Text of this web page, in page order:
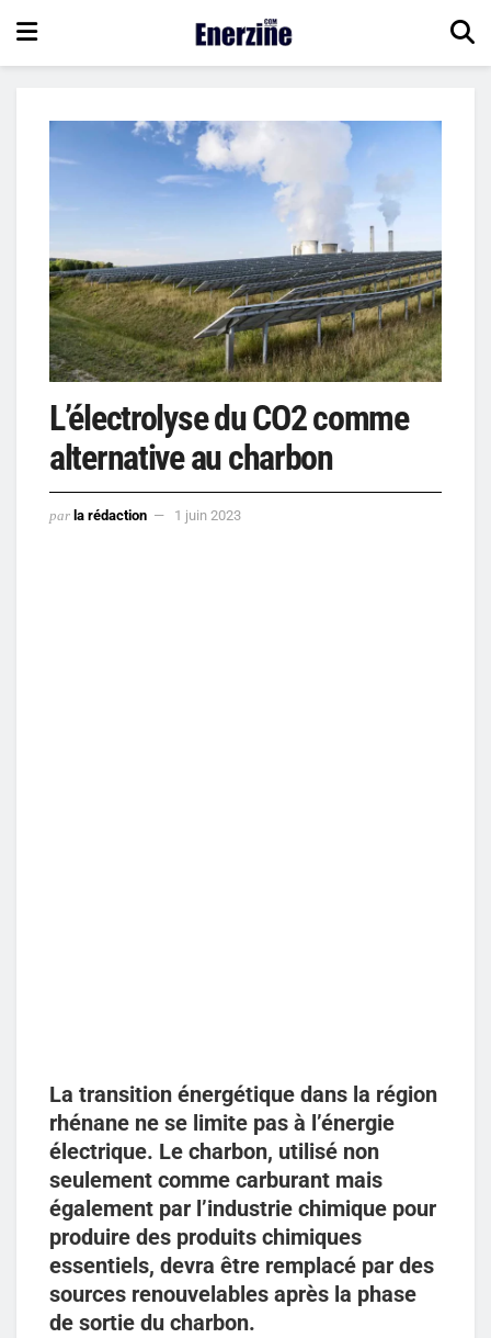
L’électrolyse du CO2 comme
alternative au charbon
par la rédaction 1 juin 2023
La transition énergétique dans la région
rhénane ne se limite pas à l’énergie
électrique. Le charbon, utilisé non
seulement comme carburant mais
également par l’industrie chimique pour
produire des produits chimiques
essentiels, devra être remplacé par des
sources renouvelables après la phase
de sortie du charbon.